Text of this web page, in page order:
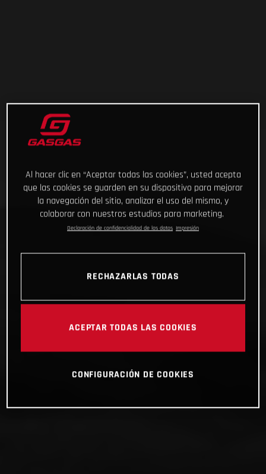
Al hacer clic en “Aceptar todas las cookies”, usted acepta
que las cookies se guarden en su dispositivo para mejorar
la navegación del sitio, analizar el uso del mismo, y
colaborar con nuestros estudios para marketing.
Declaración de confidencialidad de los datos Impresión
RECHAZARLAS TODAS
ACEPTAR TODAS LAS COOKIES
CONFIGURACIÓN DE COOKIES